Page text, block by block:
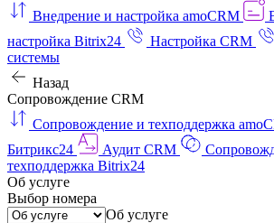
Внедрение и настройка amoCRM
настройка Bitrix24
Настройка CRM
системы
Назад
Сопровождение CRM
Сопровождение и техподдержка
Битрикс24
Аудит CRM
техподдержка Bitrix24
Об услуге
Выбор номера
Об услуге